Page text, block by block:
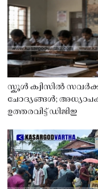
സ്കൂൾ ക്വിസിൽ
ചോദ്യങ്ങൾ;
ഉത്തരവിട്ട് ഡിജിഇ